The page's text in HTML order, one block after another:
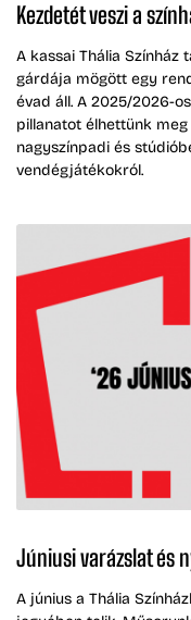
Kezdetét veszi a
A kassai Thália
gárdája mögött egy
évad áll. A 2025/2026-
pillanatot élhettünk
nagyszínpadi és
vendégjátékokról.
Júniusi varázslat és
A június a Thália